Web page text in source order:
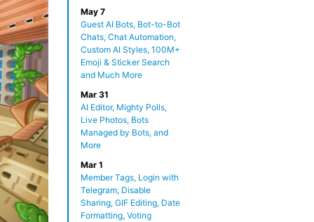
May 7
Guest AI Bots, Bot-to-Bot
Chats, Chat Automation,
Custom AI Styles, 100M+
Emoji & Sticker Search
and Much More
Mar 31
AI Editor, Mighty Polls,
Live Photos, Bots
Managed by Bots, and
More
Mar 1
Member Tags, Login with
Telegram, Disable
Sharing, GIF Editing, Date
Formatting, Voting